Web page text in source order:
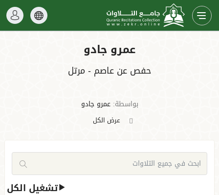
عمرو جادو
حفص عن عاصم - مرتل
بواسطة:عمرو جادو
عرض الكل
تشغيل الكل